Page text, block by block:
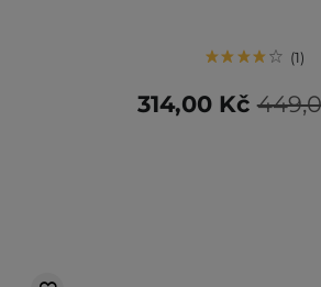
1
314,00 Kč